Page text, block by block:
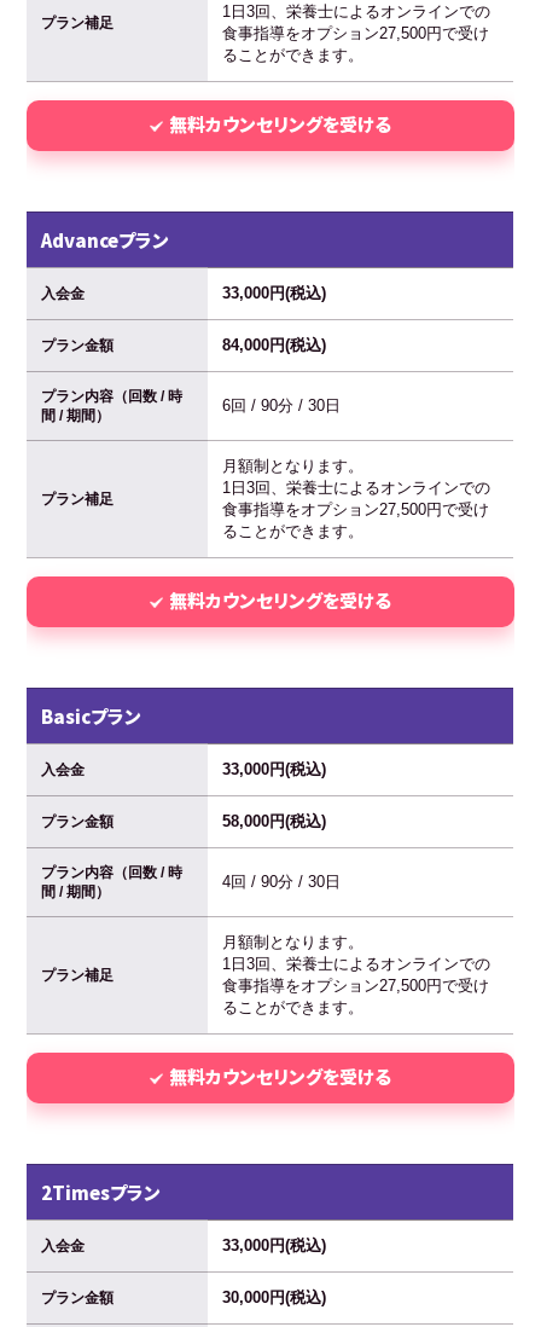
プラン補足
1日3回、栄養士によるオンラインでの
食事指導をオプション27,500円で受け
ることができます。
無料カウンセリングを受ける
Advanceプラン
入会金 33,000円(税込)
プラン金額 84,000円(税込)
プラン内容（回数 / 時
間 / 期間）
6回 / 90分 / 30日
プラン補足
月額制となります。
1日3回、栄養士によるオンラインでの
食事指導をオプション27,500円で受け
ることができます。
無料カウンセリングを受ける
Basicプラン
入会金 33,000円(税込)
プラン金額 58,000円(税込)
プラン内容（回数 / 時
間 / 期間）
4回 / 90分 / 30日
プラン補足
月額制となります。
1日3回、栄養士によるオンラインでの
食事指導をオプション27,500円で受け
ることができます。
無料カウンセリングを受ける
2Timesプラン
入会金 33,000円(税込)
プラン金額 30,000円(税込)